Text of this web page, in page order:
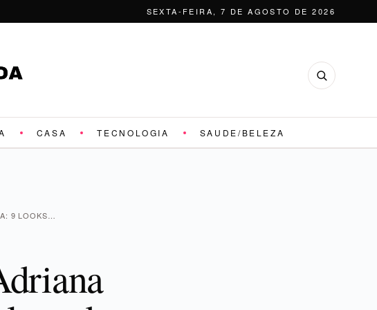
SEXTA-FEIRA, 7 DE AGOSTO DE 2026
CASA TECNOLOGIA SAUDE/BELEZA
9 LOOKS…